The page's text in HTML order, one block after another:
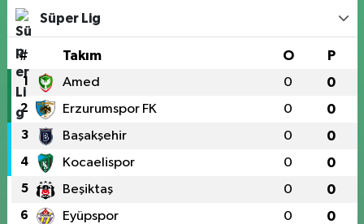
Süper Lig
# Takım O P
1 Amed 0 0
2 Erzurumspor FK 0 0
3 Başakşehir 0 0
4 Kocaelispor 0 0
5 Beşiktaş 0 0
6 Eyüpspor 0 0